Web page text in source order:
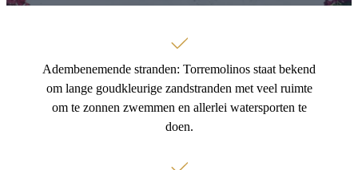
Adembenemende stranden: Torremolinos staat bekend
om lange goudkleurige zandstranden met veel ruimte
om te zonnen zwemmen en allerlei watersporten te
doen.